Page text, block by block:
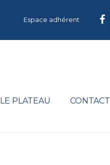
Espace adhérent
LE PLATEAU CONTACT